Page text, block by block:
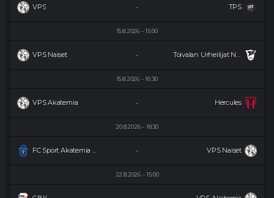
VPS TPS
-
15.8.2026 15:00
VPS Naiset Toivalan Urheilijat Naiset
-
15.8.2026 16:30
VPS Akatemia Hercules
-
20.8.2026 18:30
FC Sport Akatemia Naiset VPS Naiset
-
22.8.2026 15:00